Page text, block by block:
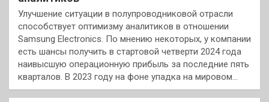
Улучшение ситуации в полупроводниковой отрасли
способствует оптимизму аналитиков в отношении
Samsung Electronics. По мнению некоторых, у компании
есть шансы получить в стартовой четверти 2024 года
наивысшую операционную прибыль за последние пять
кварталов. В 2023 году на фоне упадка на мировом…